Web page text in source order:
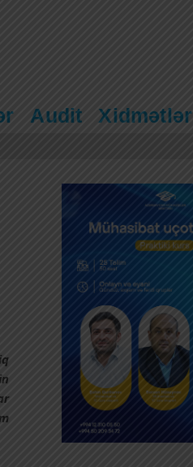
Audit Xidmətlər